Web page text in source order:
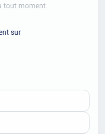
tout moment.
sur